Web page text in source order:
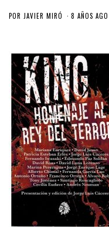
POR JAVIER MIRÓ 8 AÑOS AGO